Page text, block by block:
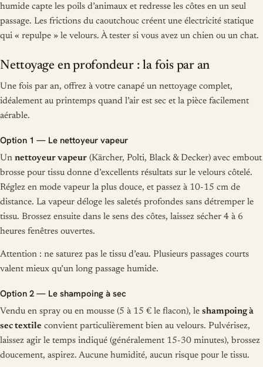
humide capte les poils d’animaux et redresse les côtes en un seul
passage. Les frictions du caoutchouc créent une électricité statique
qui « repulpe » le velours. À tester si vous avez un chien ou un chat.
Nettoyage en profondeur : la fois par an
Une fois par an, offrez à votre canapé un nettoyage complet,
idéalement au printemps quand l’air est sec et la pièce facilement
aérable.
Option 1 — Le nettoyeur vapeur
Un nettoyeur vapeur (Kärcher, Polti, Black & Decker) avec embout
brosse pour tissu donne d’excellents résultats sur le velours côtelé.
Réglez en mode vapeur la plus douce, et passez à 10-15 cm de
distance. La vapeur déloge les saletés profondes sans détremper le
tissu. Brossez ensuite dans le sens des côtes, laissez sécher 4 à 6
heures fenêtres ouvertes.
Attention : ne saturez pas le tissu d’eau. Plusieurs passages courts
valent mieux qu’un long passage humide.
Option 2 — Le shampoing à sec
Vendu en spray ou en mousse (5 à 15 € le flacon), le shampoing à
sec textile convient particulièrement bien au velours. Pulvérisez,
laissez agir le temps indiqué (généralement 15-30 minutes), brossez
doucement, aspirez. Aucune humidité, aucun risque pour le tissu.